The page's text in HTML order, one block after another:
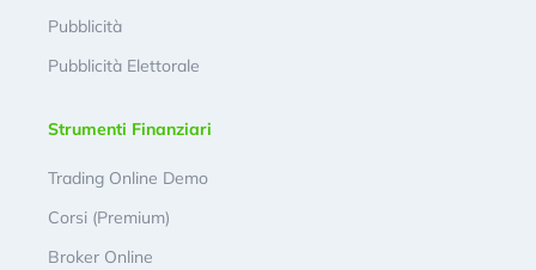
Pubblicità
Pubblicità Elettorale
Strumenti Finanziari
Trading Online Demo
Corsi (Premium)
Broker Online